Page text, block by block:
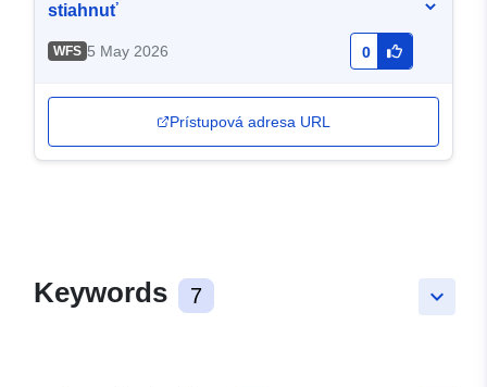
stiahnuť
WFS 5 May 2026 0
Prístupová adresa URL
keyboard_arrow_down
Keywords 7